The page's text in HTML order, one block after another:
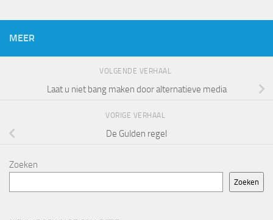
MEER
VOLGENDE VERHAAL
Laat u niet bang maken door alternatieve media
VORIGE VERHAAL
De Gulden regel
Zoeken
Zoeken